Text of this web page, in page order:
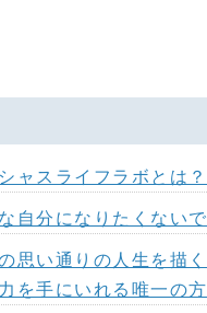
ャスライフラボとは？
自分になりたくない
思い通りの人生を描
を手にいれる唯一の